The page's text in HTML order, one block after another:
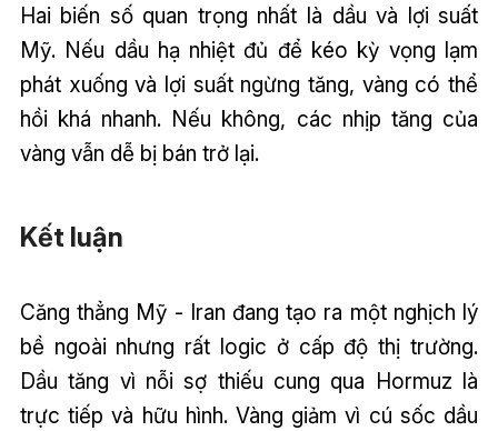
Hai biến số quan trọng nhất là dầu và lợi suất
Mỹ. Nếu dầu hạ nhiệt đủ để kéo kỳ vọng lạm
phát xuống và lợi suất ngừng tăng, vàng có thể
hồi khá nhanh. Nếu không, các nhịp tăng của
vàng vẫn dễ bị bán trở lại.
Kết luận
Căng thẳng Mỹ - Iran đang tạo ra một nghịch lý
bề ngoài nhưng rất logic ở cấp độ thị trường.
Dầu tăng vì nỗi sợ thiếu cung qua Hormuz là
trực tiếp và hữu hình. Vàng giảm vì cú sốc dầu